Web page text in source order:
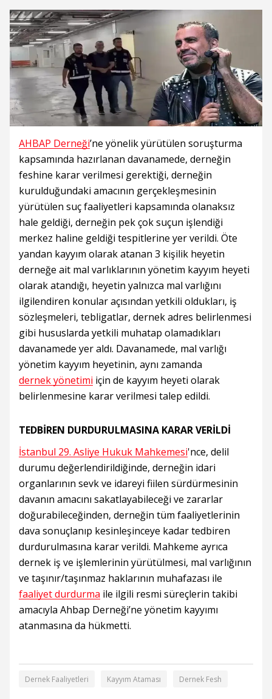
AHBAP Derneği’ne yönelik yürütülen soruşturma
kapsamında hazırlanan davanamede, derneğin
feshine karar verilmesi gerektiği, derneğin
kurulduğundaki amacının gerçekleşmesinin
yürütülen suç faaliyetleri kapsamında olanaksız
hale geldiği, derneğin pek çok suçun işlendiği
merkez haline geldiği tespitlerine yer verildi. Öte
yandan kayyım olarak atanan 3 kişilik heyetin
derneğe ait mal varlıklarının yönetim kayyım heyeti
olarak atandığı, heyetin yalnızca mal varlığını
ilgilendiren konular açısından yetkili oldukları, iş
sözleşmeleri, tebligatlar, dernek adres belirlenmesi
gibi hususlarda yetkili muhatap olamadıkları
davanamede yer aldı. Davanamede, mal varlığı
yönetim kayyım heyetinin, aynı zamanda
dernek yönetimi için de kayyım heyeti olarak
belirlenmesine karar verilmesi talep edildi.
TEDBİREN DURDURULMASINA KARAR VERİLDİ
İstanbul 29. Asliye Hukuk Mahkemesi'nce, delil
durumu değerlendirildiğinde, derneğin idari
organlarının sevk ve idareyi fiilen sürdürmesinin
davanın amacını sakatlayabileceği ve zararlar
doğurabileceğinden, derneğin tüm faaliyetlerinin
dava sonuçlanıp kesinleşinceye kadar tedbiren
durdurulmasına karar verildi. Mahkeme ayrıca
dernek iş ve işlemlerinin yürütülmesi, mal varlığının
ve taşınır/taşınmaz haklarının muhafazası ile
faaliyet durdurma ile ilgili resmi süreçlerin takibi
amacıyla Ahbap Derneği’ne yönetim kayyımı
atanmasına da hükmetti.
Dernek Faaliyetleri Kayyım Ataması Dernek Fesh